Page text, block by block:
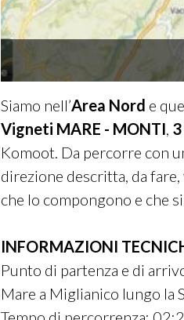
Siamo nell’Area Nord e
Vigneti MARE - MONTI
Komoot. Da percorre con
direzione descritta, da
che lo compongono e che
INFORMAZIONI
Punto di partenza e di
Mare a Miglianico lungo la